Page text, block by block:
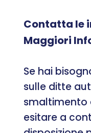
Contatta le
Maggiori
Se hai
sulle ditte
smaltimento
esitare a